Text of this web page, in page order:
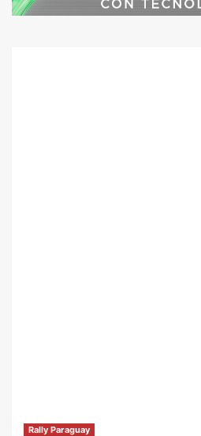
Rally Paraguay